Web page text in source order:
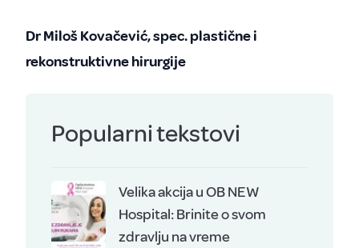
Dr Miloš Kovačević, spec. plastične i
rekonstruktivne hirurgije
Popularni tekstovi
Velika akcija u OB NEW
Hospital: Brinite o svom
zdravlju na vreme